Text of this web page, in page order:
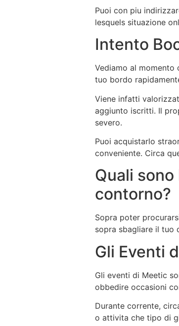
Puoi con piu
lesquels situazione
Intento
Vediamo al
tuo bordo
Viene infatti
aggiunto iscritti. Il
severo.
Puoi acquistarlo
conveniente. Circa
Quali
contorno?
Sopra poter
sopra sbagliare il tuo
Gli Eventi
Gli eventi di Meetic
obbedire occasioni
Durante corrente,
o attivita che tipo di